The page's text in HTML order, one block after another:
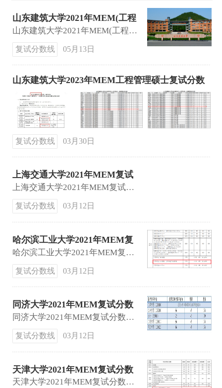
山东建筑大学2021年MEM(工程
管理）复试分数线
山东建筑大学2021年MEM(工程管理）复试分数线：174 86 43。
复试分数线 05月13日
山东建筑大学2023年MEM工程管理硕士复试分数
复试分数线 03月30日
上海交通大学2021年MEM复试
基本分数线公布
上海交通大学2021年MEM复试基本分数线：190 60 100。
复试分数线 03月12日
哈尔滨工业大学2021年MEM复
试线
哈尔滨工业大学2021年MEM复试线：174 43 86。
复试分数线 03月12日
同济大学2021年MEM复试分数
线公布
同济大学2021年MEM复试分数线公布：174 43 86。
复试分数线 03月12日
天津大学2021年MEM复试分数
线
天津大学2021年MEM复试分数线：174 43 86。